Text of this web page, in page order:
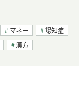
マネー
認知症
漢方